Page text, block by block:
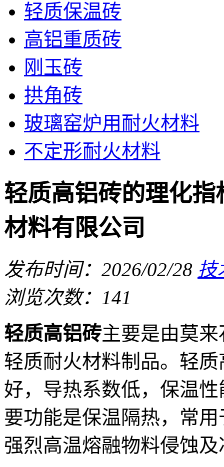
轻质保温砖
高铝重质砖
刚玉砖
拱角砖
玻璃窑炉用耐火材料
不定形耐火材料
轻质高铝砖的理化
材料有限公司
发布时间：2026/02/28 技
浏览次数：141
轻质高铝砖主要是由莫
轻质耐火材料制品。轻
好，导热系数低，保温
要功能是保温隔热，常
强烈高温熔融物料侵蚀